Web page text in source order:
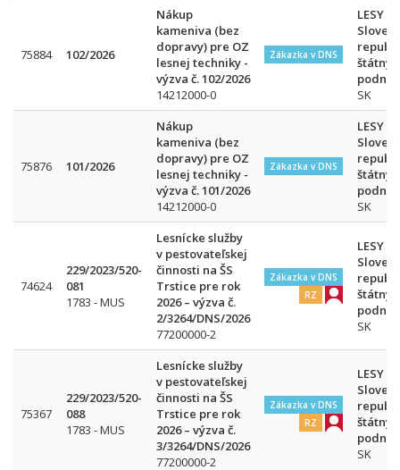
75884 102/2026
Nákup
kameniva (bez
dopravy) pre OZ
lesnej techniky -
výzva č. 102/2026
14212000-0
Zákazka v DNS
LESY
štátny
podnik
SK
75876 101/2026
Nákup
kameniva (bez
dopravy) pre OZ
lesnej techniky -
výzva č. 101/2026
14212000-0
Zákazka v DNS
LESY
štátny
podnik
SK
74624
229/2023/520-
081
1783 - MUS
Lesnícke služby
v pestovateľskej
činnosti na ŠS
Trstice pre rok
2026 – výzva č.
2/3264/DNS/2026
77200000-2
Zákazka v DNS
RZ
LESY
štátny
podnik
SK
75367
229/2023/520-
088
1783 - MUS
Lesnícke služby
v pestovateľskej
činnosti na ŠS
Trstice pre rok
2026 – výzva č.
3/3264/DNS/2026
77200000-2
Zákazka v DNS
RZ
LESY
štátny
podnik
SK